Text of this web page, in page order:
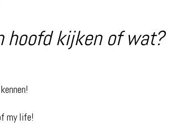
hoofd kijken of wat?
my life!